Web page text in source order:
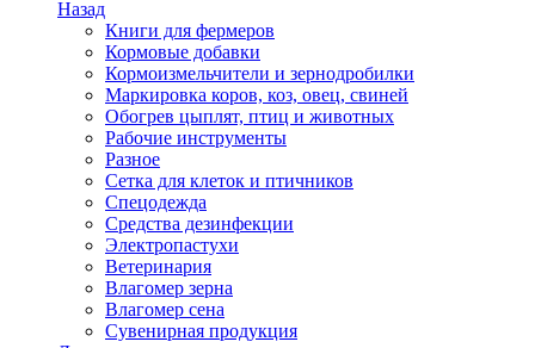
Назад
Книги для фермеров
Кормовые добавки
Кормоизмельчители и зернодробилки
Маркировка коров, коз, овец, свиней
Обогрев цыплят, птиц и животных
Рабочие инструменты
Разное
Сетка для клеток и птичников
Спецодежда
Средства дезинфекции
Электропастухи
Ветеринария
Влагомер зерна
Влагомер сена
Сувенирная продукция